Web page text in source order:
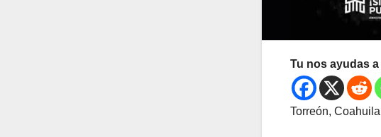
Tu nos ayudas
Torreón,